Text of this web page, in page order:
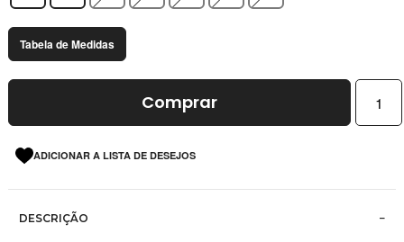
Tabela de Medidas
Comprar
ADICIONAR A LISTA DE DESEJOS
DESCRIÇÃO